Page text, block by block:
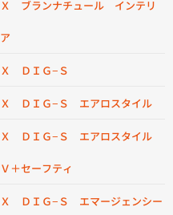
Ｘ ブランナチュール インテリ
ア
Ｘ ＤＩＧ−Ｓ
Ｘ ＤＩＧ−Ｓ エアロスタイル
Ｘ ＤＩＧ−Ｓ エアロスタイル
Ｖ＋セーフティ
Ｘ ＤＩＧ−Ｓ エマージェンシー